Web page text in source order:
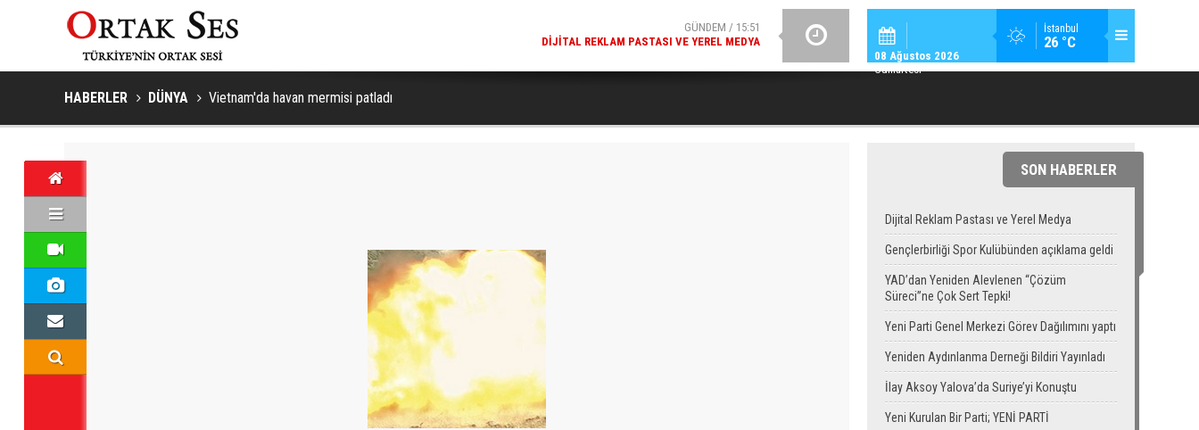
İstanbul
26 °C
08 Ağustos 2026
Cumartesi
GÜNDEM / 15:51
DIJITAL REKLAM PASTASI VE YEREL MEDYA
GENÇLERBIRLIĞI SPOR KULÜBÜNDEN AÇIKLAMA
HABERLER DÜNYA Vietnam'da havan mermisi patladı
SON HABERLER
Dijital Reklam Pastası ve Yerel Medya
Gençlerbirliği Spor Kulübünden açıklama geldi
YAD’dan Yeniden Alevlenen “Çözüm
Süreci”ne Çok Sert Tepki!
Yeni Parti Genel Merkezi Görev Dağılımını yaptı
Yeniden Aydınlanma Derneği Bildiri Yayınladı
İlay Aksoy Yalova’da Suriye’yi Konuştu
Yeni Kurulan Bir Parti; YENİ PARTİ